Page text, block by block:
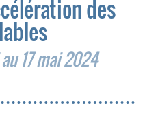
des
17 mai 2024